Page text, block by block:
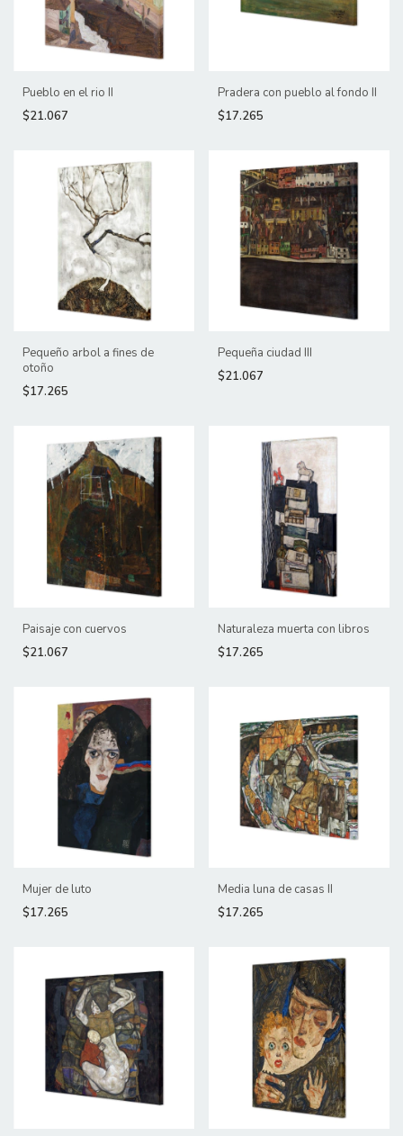
Pueblo en el rio II
$21.067
Pradera con pueblo al fondo II
$17.265
Pequeño arbol a fines de
otoño
$17.265
Pequeña ciudad III
$21.067
Paisaje con cuervos
$21.067
Naturaleza muerta con libros
$17.265
Mujer de luto
$17.265
Media luna de casas II
$17.265